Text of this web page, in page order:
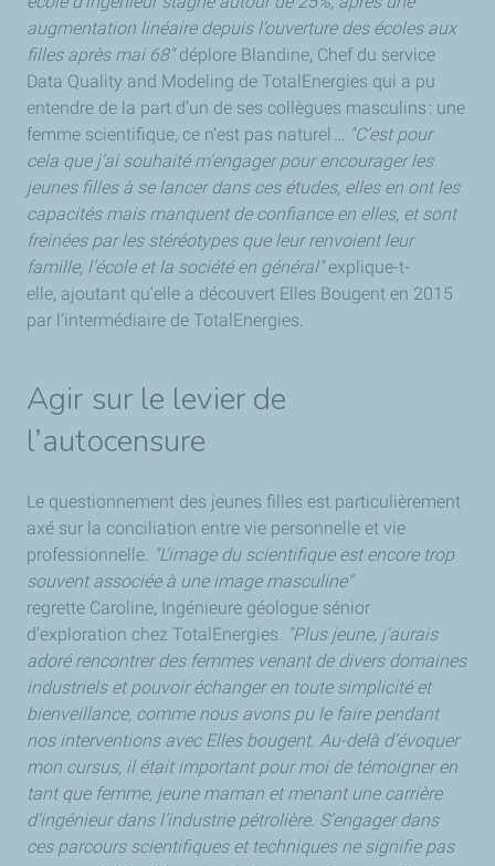
augmentation linéaire depuis l’ouverture des écoles aux
filles après mai 68"déplore Blandine, Chef du service
Data Quality and Modeling de TotalEnergies qui a pu
entendre de la part d’un de ses collègues masculins : une
femme scientifique, ce n’est pas naturel … "C’est pour
cela que j’ai souhaité m’engager pour encourager les
jeunes filles à se lancer dans ces études, elles en ont les
capacités mais manquent de confiance en elles, et sont
freinées par les stéréotypes que leur renvoient leur
famille, l’école et la société en général"explique-t-
elle, ajoutant qu’elle a découvert Elles Bougent en 2015
par l’intermédiaire de TotalEnergies.
Agir sur le levier de
l’autocensure
Le questionnement des jeunes filles est particulièrement
axé sur la conciliation entre vie personnelle et vie
professionnelle. "L’image du scientifique est encore trop
souvent associée à une image masculine"
regrette Caroline, Ingénieure géologue sénior
d’exploration chez TotalEnergies. "Plus jeune, j’aurais
adoré rencontrer des femmes venant de divers domaines
industriels et pouvoir échanger en toute simplicité et
bienveillance, comme nous avons pu le faire pendant
nos interventions avec Elles bougent. Au-delà d’évoquer
mon cursus, il était important pour moi de témoigner en
tant que femme, jeune maman et menant une carrière
d’ingénieur dans l’industrie pétrolière. S’engager dans
ces parcours scientifiques et techniques ne signifie pas